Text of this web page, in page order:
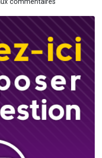
commentaires